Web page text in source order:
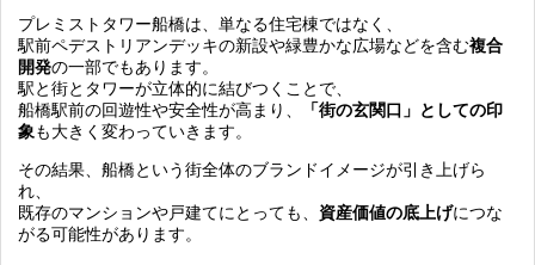
プレミストタワー船橋は、単なる住宅棟ではなく、
駅前ペデストリアンデッキの新設や緑豊かな広場などを含む複合
開発の一部でもあります。
駅と街とタワーが立体的に結びつくことで、
船橋駅前の回遊性や安全性が高まり、
「街の玄関口」としての印
象も大きく変わっていきます。
その結果、船橋という街全体のブランドイメージが引き上げら
れ、
既存のマンションや戸建てにとっても、 資産価値の底上げにつな
がる可能性があります。